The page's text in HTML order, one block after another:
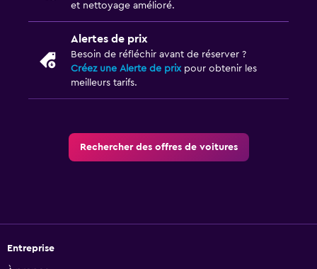
et nettoyage amélioré.
Alertes de prix
Besoin de réfléchir avant de réserver ?
Créez une Alerte de prixpour obtenir les
meilleurs tarifs.
Rechercher des offres de voitures
Entreprise